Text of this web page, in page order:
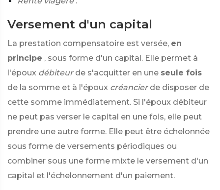
Versement d'un capital
La prestation compensatoire est versée, en
principe , sous forme d'un capital. Elle permet à
l'époux débiteur de s'acquitter en une seule fois
de la somme et à l'époux créancier de disposer de
cette somme immédiatement. Si l'époux débiteur
ne peut pas verser le capital en une fois, elle peut
prendre une autre forme. Elle peut être échelonnée
sous forme de versements périodiques ou
combiner sous une forme mixte le versement d'un
capital et l'échelonnement d'un paiement.